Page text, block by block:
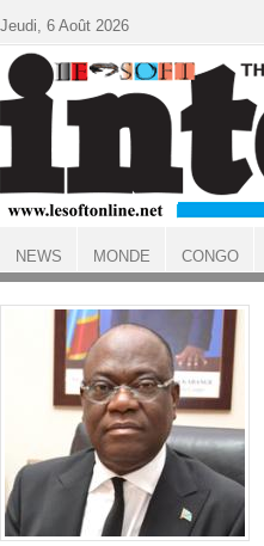
ACCUEIL
Jeudi, 6 Août 2026
NEWS MONDE CONGO